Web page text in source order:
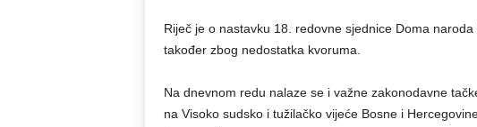
Riječ je o nastavku 18. redovne sjednice Doma
također zbog nedostatka kvoruma.
Na dnevnom redu nalaze se i važne zakonodavne
na Visoko sudsko i tužilačko vijeće Bosne i